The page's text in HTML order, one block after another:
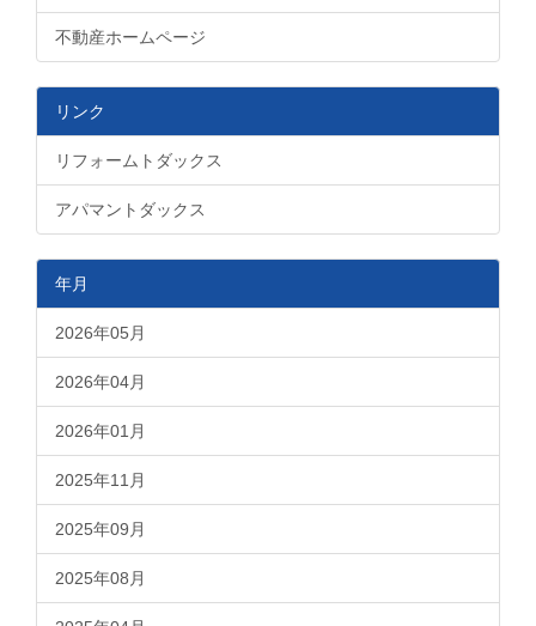
不動産ホームページ
リンク
リフォームトダックス
アパマントダックス
年月
2026年05月
2026年04月
2026年01月
2025年11月
2025年09月
2025年08月